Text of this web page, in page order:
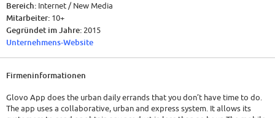
Bereich: Internet / New Media
Mitarbeiter: 10+
Gegründet im Jahre: 2015
Unternehmens-Website
Firmeninformationen
Glovo App does the urban daily errands that you don’t have time to do.
The app uses a collaborative, urban and express system. It allows its